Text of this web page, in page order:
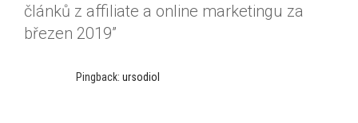
článků z affiliate a online marketingu za
březen 2019”
Pingback: ursodiol